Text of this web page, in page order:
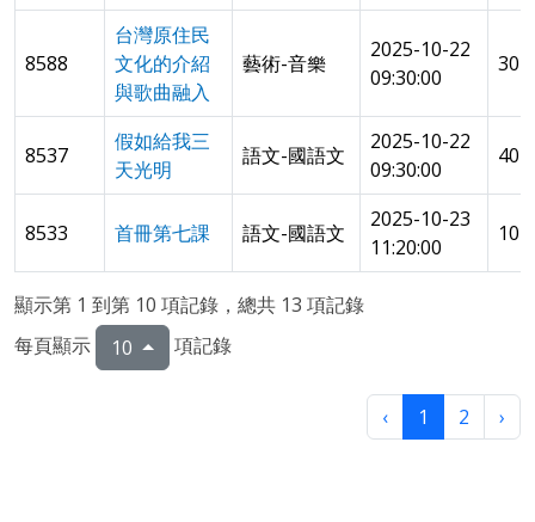
8588
台灣原住民
文化的介紹
與歌曲融入
藝術-音樂
2025-10-22
09:30:00
301
8537
假如給我三
天光明
語文-國語文
2025-10-22
09:30:00
8533 首冊第七課 語文-國語文
2025-10-23
11:20:00
101
顯示第 1 到第 10 項記錄，總共 13 項記錄
每頁顯示
10 項記錄
‹ 1 2 ›